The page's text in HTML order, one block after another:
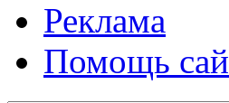
Реклама
Помощь